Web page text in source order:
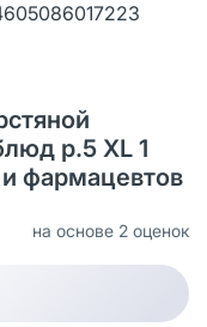
р.5 XL 1
фармацевтов
на основе 2 оценок